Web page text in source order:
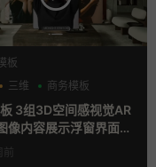
板
三维 商务模板
3组3D空间感视觉AR
像内容展示浮窗界面动